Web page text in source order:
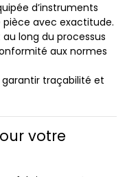
d’instruments
avec exactitude.
long du processus
aux normes
garantir traçabilité et
votre